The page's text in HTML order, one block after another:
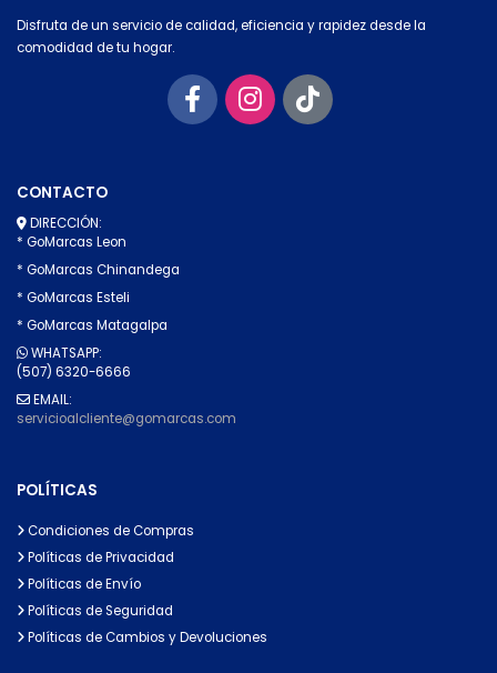
Disfruta de un servicio de calidad, eficiencia y rapidez desde la
comodidad de tu hogar.
CONTACTO
DIRECCIÓN:
* GoMarcas Leon
* GoMarcas Chinandega
* GoMarcas Esteli
* GoMarcas Matagalpa
WHATSAPP:
(507) 6320-6666
EMAIL:
servicioalcliente@gomarcas.com
POLÍTICAS
Condiciones de Compras
Políticas de Privacidad
Políticas de Envío
Políticas de Seguridad
Políticas de Cambios y Devoluciones